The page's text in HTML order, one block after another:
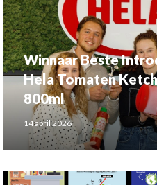
Winnaar Beste
Hela Tomaten
800ml
14 april 2026